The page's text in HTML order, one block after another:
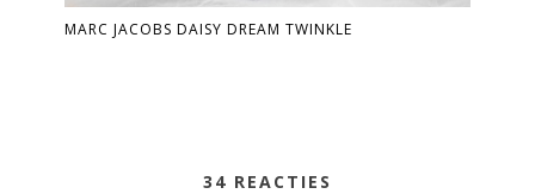
MARC JACOBS DAISY DREAM TWINKLE
34 REACTIES